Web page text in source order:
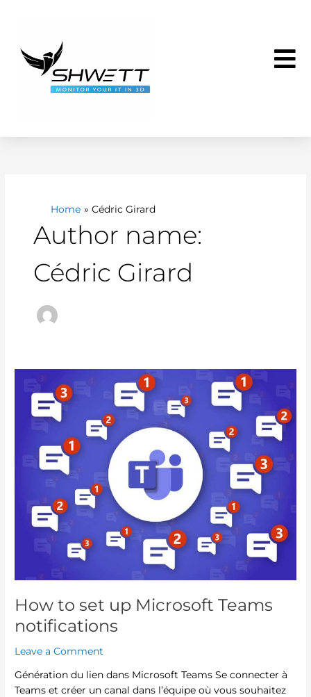
Home Cédric Girard
Author name:
Cédric Girard
How to set up Microsoft Teams
notifications
Leave a Comment
Génération du lien dans Microsoft Teams Se connecter à
Teams et créer un canal dans l’équipe où vous souhaitez
notifications